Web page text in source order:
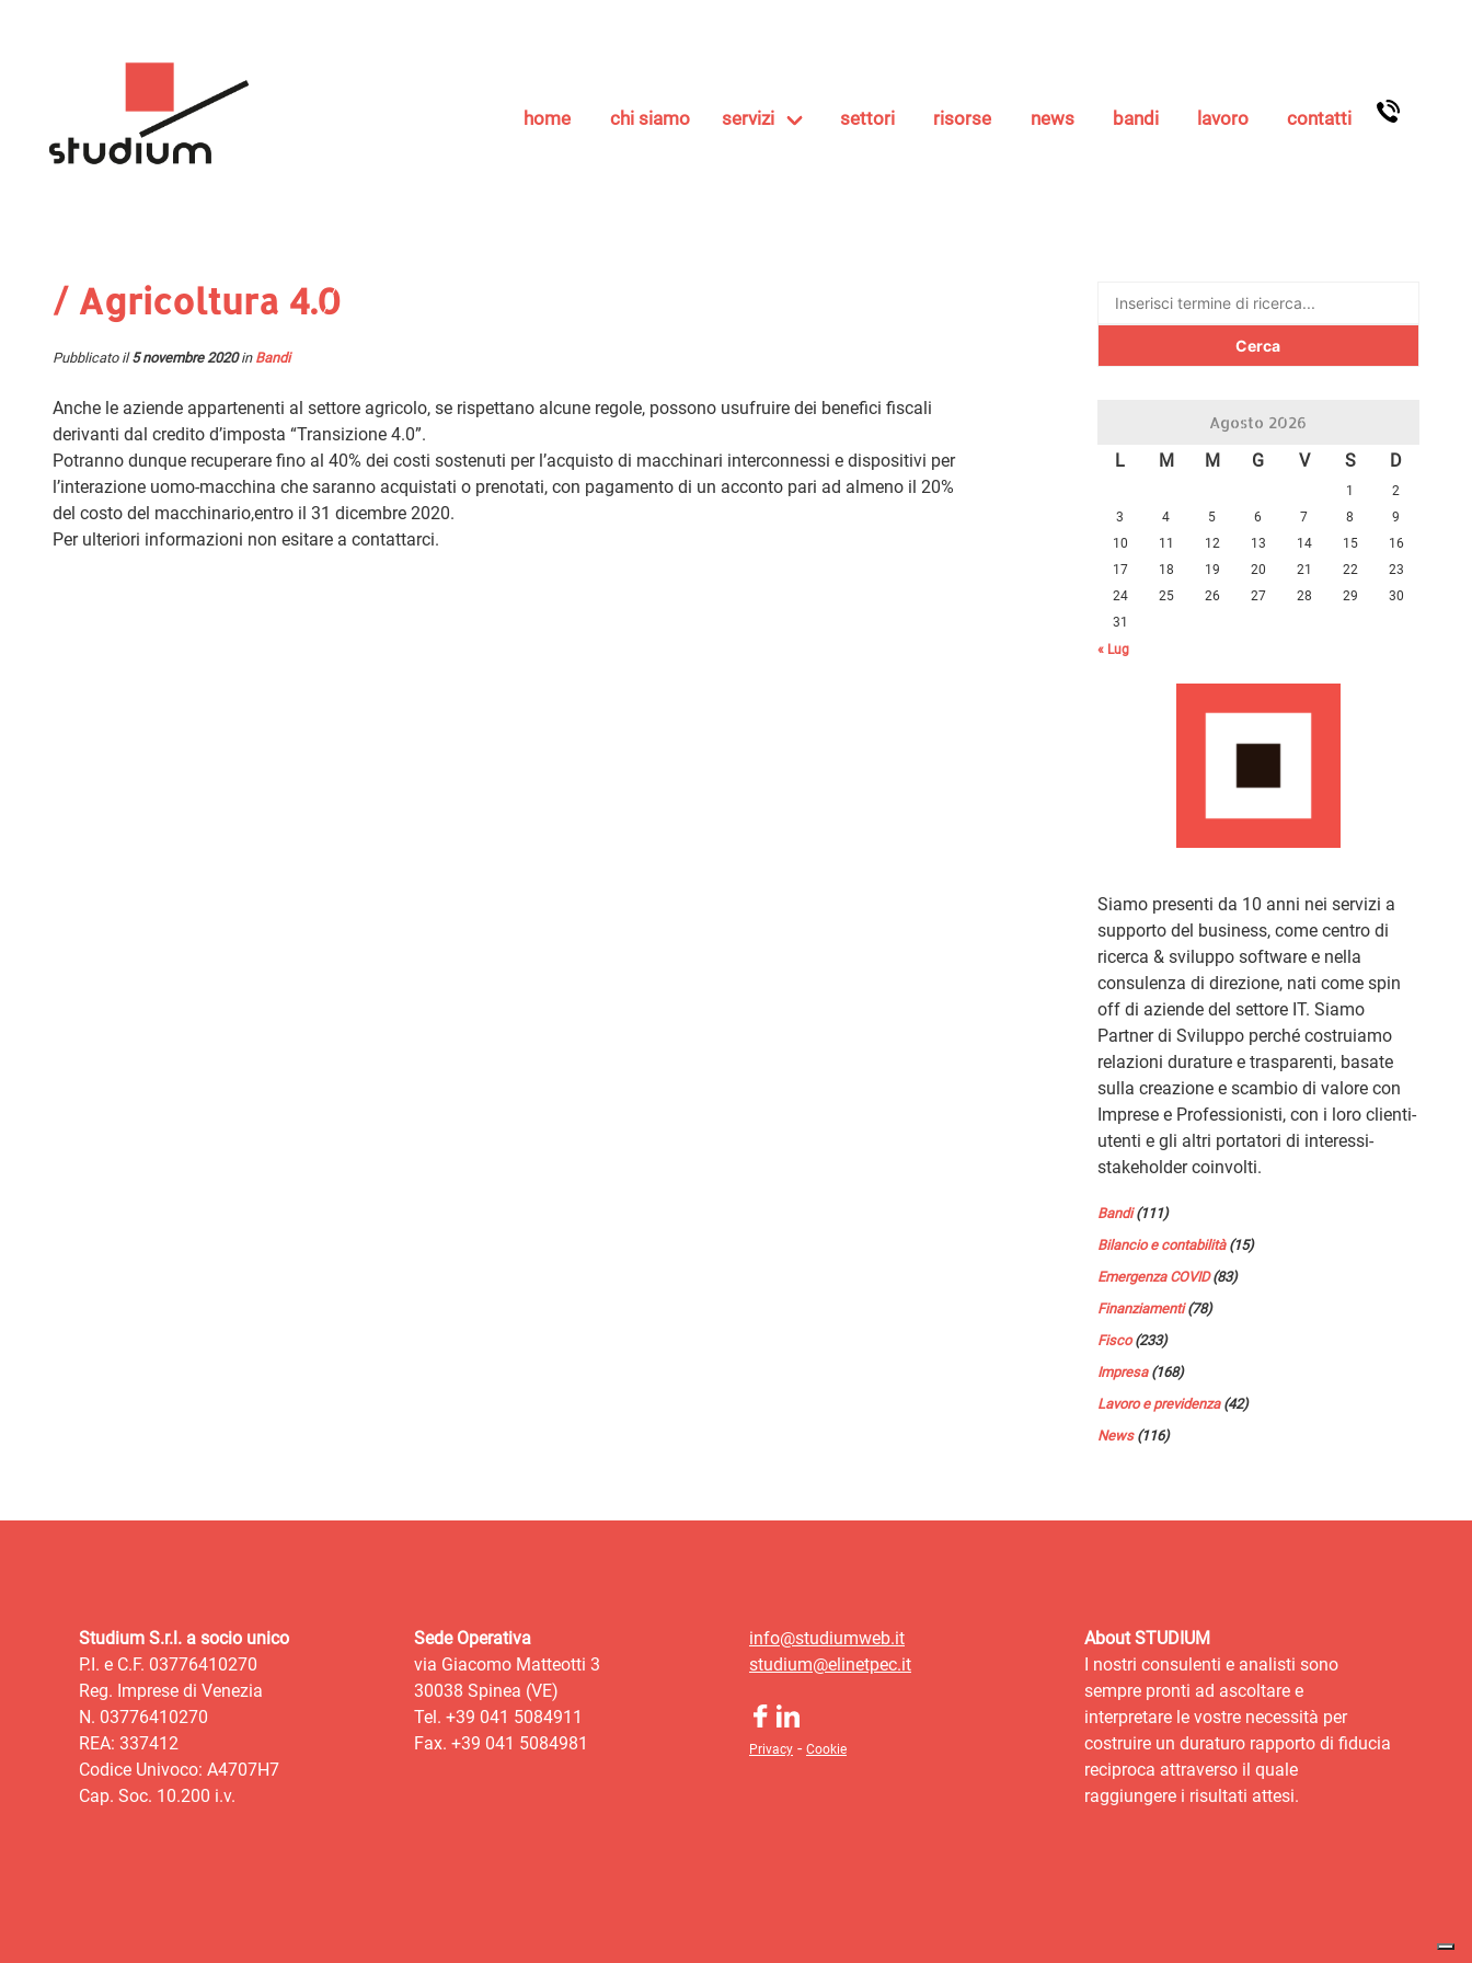
home chi siamo servizi settori risorse news bandi lavoro contatti
/ Agricoltura 4.0
Pubblicato il5 novembre 2020in Bandi
Anche le aziende appartenenti al settore agricolo, se rispettano alcune regole, possono usufruire dei benefici fiscali
derivanti dal credito d’imposta “Transizione 4.0”.
Potranno dunque recuperare fino al 40% dei costi sostenuti per l’acquisto di macchinari interconnessi e dispositivi per
l’interazione uomo-macchina che saranno acquistati o prenotati, con pagamento di un acconto pari ad almeno il 20%
del costo del macchinario,entro il 31 dicembre 2020.
Per ulteriori informazioni non esitare a contattarci.
Ricerca
Agosto 2026
L M M G V S D
1
2
3
4 5 6 7 8
9
10
11 12 13 14 15
16
17
18 19 20 21 22
23
24
25 26 27 28 29
30
31
« Lug
Siamo presenti da 10 anni nei servizi a
supporto del business, come centro di
ricerca & sviluppo software e nella
consulenza di direzione, nati come spin
off di aziende del settore IT. Siamo
Partner di Sviluppo perché costruiamo
relazioni durature e trasparenti, basate
sulla creazione e scambio di valore con
Imprese e Professionisti, con i loro clienti-
utenti e gli altri portatori di interessi-
stakeholder coinvolti.
Bandi(111)
Bilancio e contabilità(15)
Emergenza COVID(83)
Finanziamenti(78)
Fisco(233)
Impresa(168)
Lavoro e previdenza(42)
News(116)
Studium S.r.l. a socio unico
P.I. e C.F. 03776410270
Reg. Imprese di Venezia
N. 03776410270
REA: 337412
Codice Univoco: A4707H7
Cap. Soc. 10.200 i.v.
Sede Operativa
via Giacomo Matteotti 3
30038 Spinea (VE)
Tel. +39 041 5084911
Fax. +39 041 5084981
info@studiumweb.it
studium@elinetpec.it
Privacy - Cookie
About STUDIUM
I nostri consulenti e analisti sono
sempre pronti ad ascoltare e
interpretare le vostre necessità per
costruire un duraturo rapporto di fiducia
reciproca attraverso il quale
raggiungere i risultati attesi.